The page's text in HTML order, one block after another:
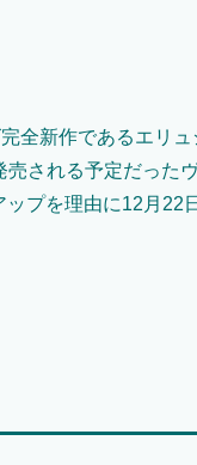
全新作であるエリュ
される予定だった
プを理由に12月22